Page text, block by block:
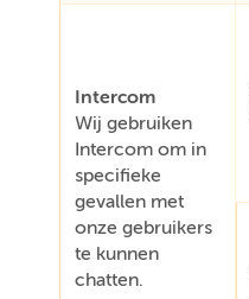
Intercom
Wij gebruiken
Intercom om in
specifieke
gevallen met
onze gebruikers
te kunnen
chatten.